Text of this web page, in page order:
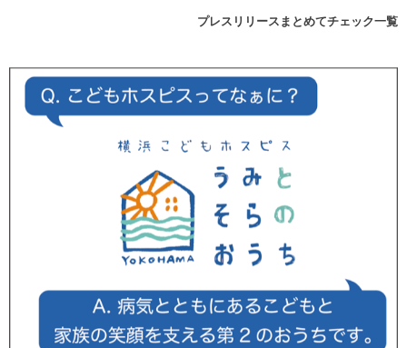
プレスリリースまとめてチェック一覧